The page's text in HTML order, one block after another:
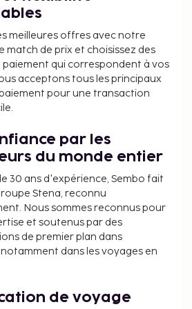
meilleures offres avec notre
match de prix et choisissez des
paiement qui correspondent à vos
acceptons tous les principaux
pour une transaction
par les
du monde entier
30 ans d'expérience, Sembo fait
Stena, reconnu
Nous sommes reconnus pour
et soutenus par des
de premier plan dans
dans les voyages en
de voyage